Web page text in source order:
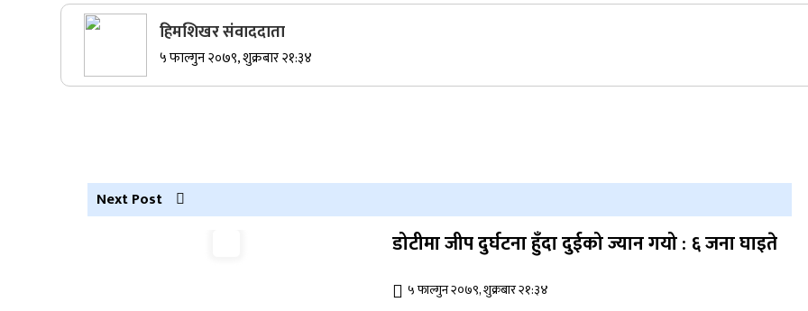
सुर्खेतमा जिप दुर्घटना,१५ जना घाइते
डाेल्पाकाे जगदुल्लाबाट जुम्ला आउँदै गरेकाे जिप
हिमशिखर संवाददाता
५ फाल्गुन २०७९, शुक्रबार २१:३४
Next Post
डोटीमा जीप दुर्घटना हुँदा दुईको ज्यान गयो : ६ जना घाइते
५ फाल्गुन २०७९, शुक्रबार २१:३४